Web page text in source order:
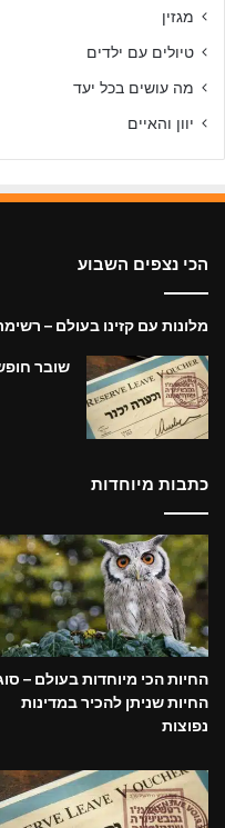
מגזין
טיולים עם ילדים
מה עושים בכל יעד
יוון והאיים
הכי נצפים השבוע
מלונות עם קזינו בעולם –
שובר
כתבות מיוחדות
החיות הכי מיוחדות בעולם –
החיות שניתן להכיר במדינות
נפוצות